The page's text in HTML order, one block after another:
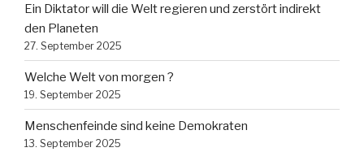
Ein Diktator will die Welt regieren und zerstört indirekt
den Planeten
27. September 2025
Welche Welt von morgen ?
19. September 2025
Menschenfeinde sind keine Demokraten
13. September 2025